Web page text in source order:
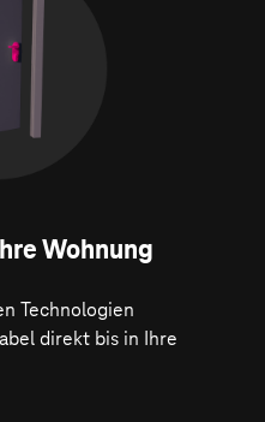
Wohnung
Technologien
direkt bis in Ihre